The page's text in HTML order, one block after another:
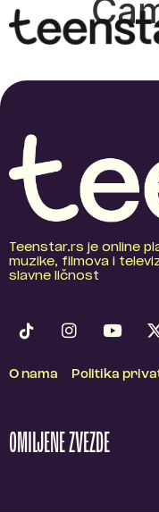
Teenstar.rs je online
muzike, filmova i
slavne ličnost
O nama Politika
OMILJENE ZVEZDE